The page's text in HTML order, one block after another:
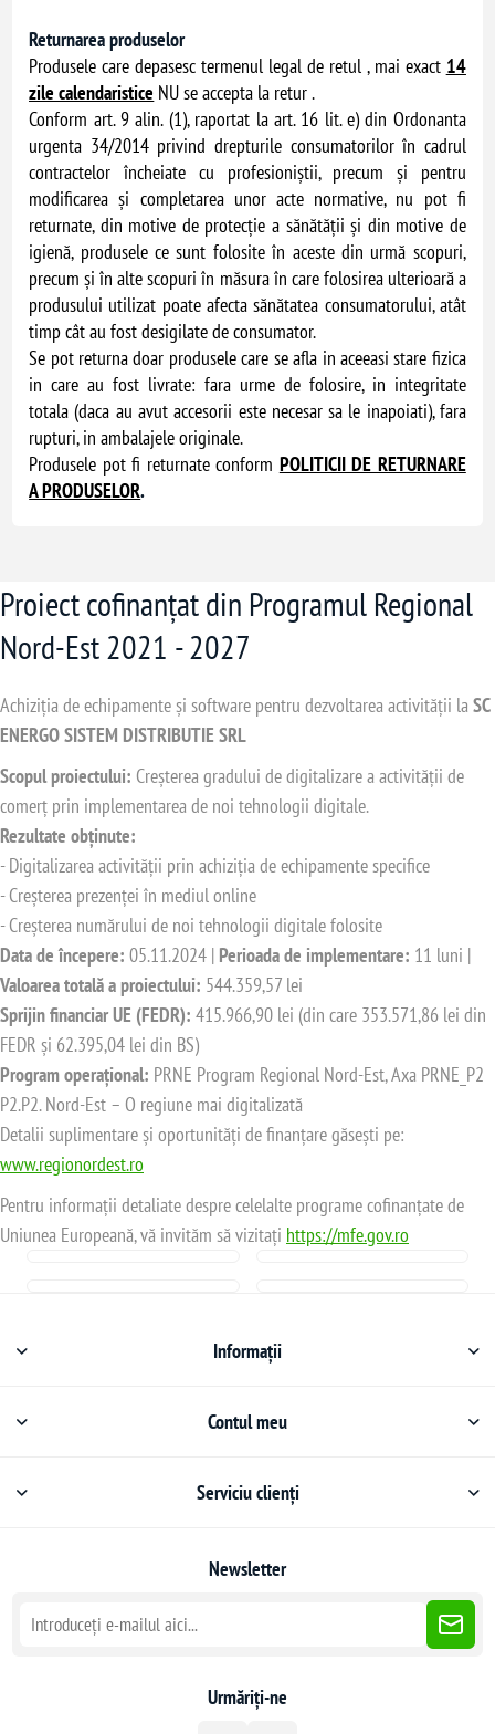
Returnarea produselor
Produsele care depasesc termenul legal de retul , mai exact 14
zile calendaristice NU se accepta la retur .
Conform art. 9 alin. (1), raportat la art. 16 lit. e) din Ordonanta
urgenta 34/2014 privind drepturile consumatorilor în cadrul
contractelor încheiate cu profesioniştii, precum şi pentru
modificarea şi completarea unor acte normative, nu pot fi
returnate, din motive de protecţie a sănătăţii și din motive de
igienă, produsele ce sunt folosite în aceste din urmă scopuri,
precum și în alte scopuri în măsura în care folosirea ulterioară a
produsului utilizat poate afecta sănătatea consumatorului, atât
timp cât au fost desigilate de consumator.
Se pot returna doar produsele care se afla in aceeasi stare fizica
in care au fost livrate: fara urme de folosire, in integritate
totala (daca au avut accesorii este necesar sa le inapoiati), fara
rupturi, in ambalajele originale.
Produsele pot fi returnate conform POLITICII DE RETURNARE
A PRODUSELOR.
Proiect cofinanțat din Programul Regional
Nord-Est 2021 - 2027
Achiziția de echipamente și software pentru dezvoltarea activității laSC
ENERGO SISTEM DISTRIBUTIE SRL
Scopul proiectului: Creșterea gradului de digitalizare a activității de
comerț prin implementarea de noi tehnologii digitale.
Rezultate obținute:
- Digitalizarea activității prin achiziția de echipamente specifice
- Creșterea prezenței în mediul online
- Creșterea numărului de noi tehnologii digitale folosite
Data de începere: 05.11.2024 | Perioada de implementare: 11 luni |
Valoarea totală a proiectului: 544.359,57 lei
Sprijin financiar UE (FEDR): 415.966,90 lei (din care 353.571,86 lei din
FEDR și 62.395,04 lei din BS)
Program operațional: PRNE Program Regional Nord-Est, Axa PRNE_P2
P2.P2. Nord-Est – O regiune mai digitalizată
Detalii suplimentare și oportunități de finanțare găsești pe:
www.regionordest.ro
Pentru informații detaliate despre celelalte programe cofinanțate de
Uniunea Europeană, vă invităm să vizitați https://mfe.gov.ro
Informații
Contul meu
Serviciu clienți
Newsletter
Urmăriți-ne